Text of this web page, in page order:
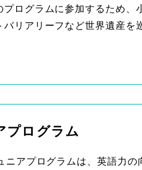
ログラムに参加するため、
バリアリーフなど世界遺産
プログラム
アプログラムは、英語力